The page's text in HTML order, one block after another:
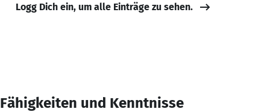
Logg Dich ein, um alle Einträge zu sehen.
Fähigkeiten und Kenntnisse